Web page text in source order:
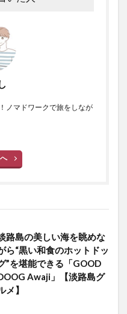
ノマドワークで旅をしなが
路島の美しい海を眺めな
ら“黒い和食のホットドッ
”を堪能できる「GOOD
Awaji」【淡路島グ
メ】